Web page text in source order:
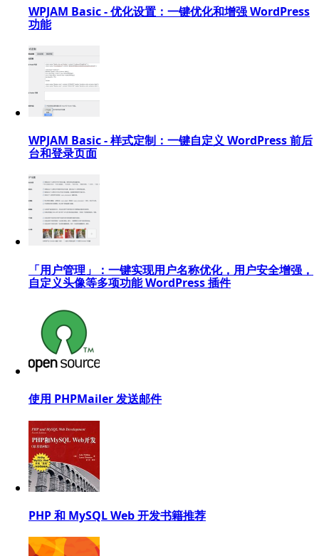
WPJAM Basic - 优化设置：一键优化和增强 WordPress
功能
WPJAM Basic - 样式定制：一键自定义 WordPress 前后
台和登录页面
「用户管理」：一键实现用户名称优化，用户安全增强，
自定义头像等多项功能 WordPress 插件
使用 PHPMailer 发送邮件
PHP 和 MySQL Web 开发书籍推荐